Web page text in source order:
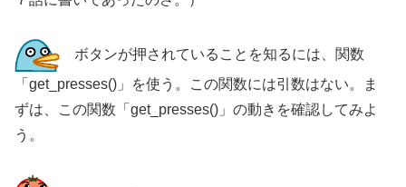
ボタンが押されていることを知るには、関数
「get_presses()」を使う。この関数には引数はない。ま
ずは、この関数「get_presses()」の動きを確認してみよ
う。